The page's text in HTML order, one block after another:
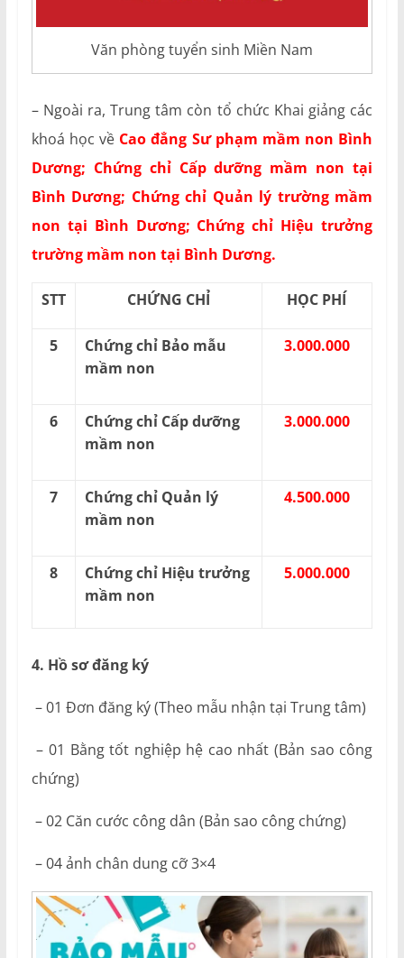
Văn phòng tuyển sinh Miền Nam
– Ngoài ra, Trung tâm còn tổ chức Khai giảng các
khoá học về Cao đẳng Sư phạm mầm non Bình
Dương; Chứng chỉ Cấp dưỡng mầm non tại
Bình Dương; Chứng chỉ Quản lý trường mầm
non tại Bình Dương; Chứng chỉ Hiệu trưởng
trường mầm non tại Bình Dương.
STT CHỨNG CHỈ HỌC PHÍ
5
Chứng chỉ Bảo mẫu
mầm non
3.000.000
6
Chứng chỉ Cấp dưỡng
mầm non
3.000.000
7
Chứng chỉ Quản lý
mầm non
4.500.000
8
Chứng chỉ Hiệu trưởng
mầm non
5.000.000
4. Hồ sơ đăng ký
– 01 Đơn đăng ký (Theo mẫu nhận tại Trung tâm)
– 01 Bằng tốt nghiệp hệ cao nhất (Bản sao công
chứng)
– 02 Căn cước công dân (Bản sao công chứng)
– 04 ảnh chân dung cỡ 3×4